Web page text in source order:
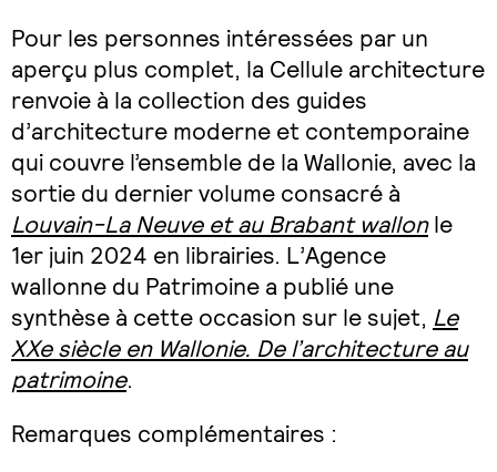
Pour les personnes intéressées par un
aperçu plus complet, la Cellule architecture
renvoie à la collection des guides
d’architecture moderne et contemporaine
qui couvre l’ensemble de la Wallonie, avec la
sortie du dernier volume consacré à
Louvain-La Neuve et au Brabant wallonle
1er juin 2024 en librairies. L’Agence
wallonne du Patrimoine a publié une
synthèse à cette occasion sur le sujet, Le
XXe siècle en Wallonie. De l’architecture au
patrimoine.
Remarques complémentaires :